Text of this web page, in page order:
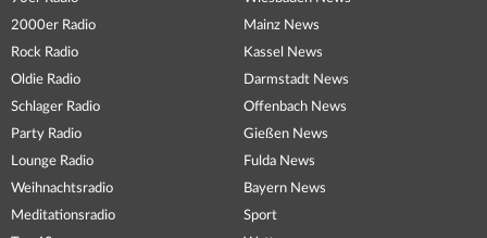
2000er Radio
Rock Radio
Oldie Radio
Schlager Radio
Party Radio
Lounge Radio
Weihnachtsradio
Meditationsradio
Mainz News
Kassel News
Darmstadt News
Offenbach News
Gießen News
Fulda News
Bayern News
Sport